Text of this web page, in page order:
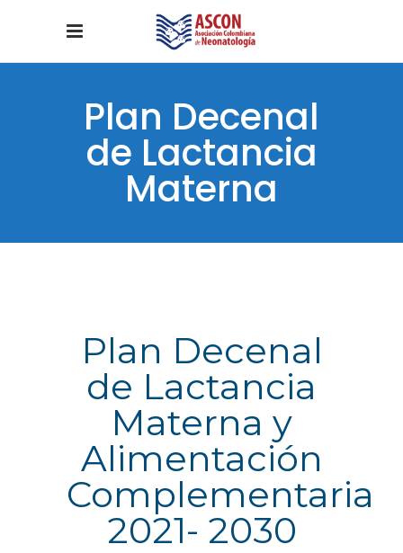
Plan Decenal
de Lactancia
Materna
Plan Decenal
de Lactancia
Materna y
Alimentación
Complementaria
2021- 2030